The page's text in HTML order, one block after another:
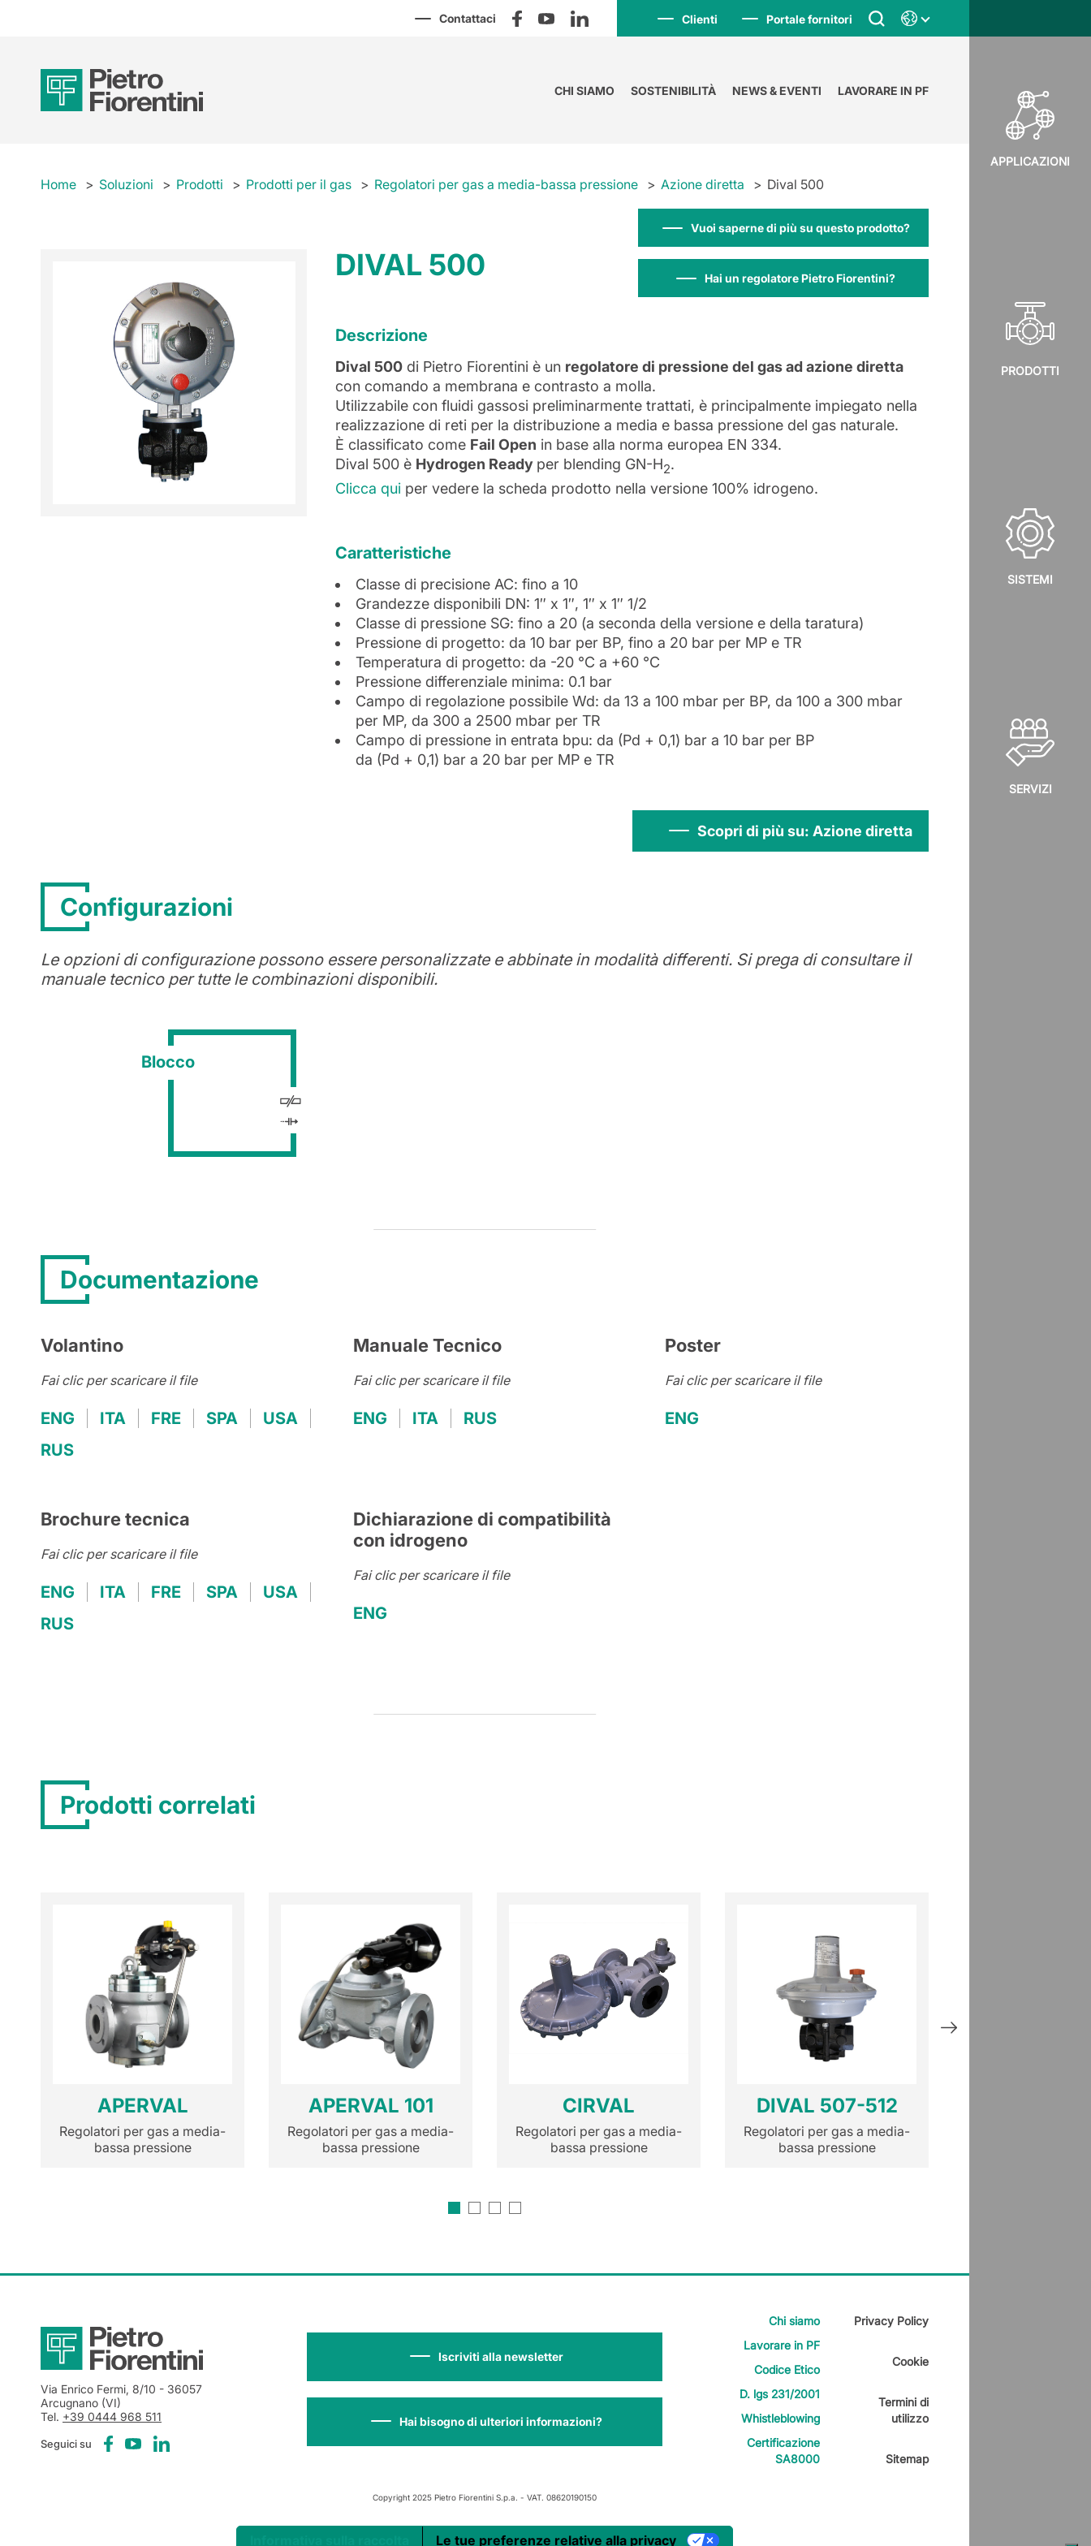
Contattaci Clienti Portale fornitori
CHI SIAMO SOSTENIBILITÀ NEWS & EVENTI LAVORARE IN PF
APPLICAZIONI
PRODOTTI
SISTEMI
SERVIZI
Home Soluzioni Prodotti Prodotti per il gas Regolatori per gas a media-bassa pressione Azione diretta Dival 500
Vuoi saperne di più su questo prodotto?
Hai un regolatore Pietro Fiorentini?
DIVAL 500
Descrizione
Dival 500 di Pietro Fiorentini è un regolatore di pressione del gas ad azione diretta
con comando a membrana e contrasto a molla.
Utilizzabile con fluidi gassosi preliminarmente trattati, è principalmente impiegato nella
realizzazione di reti per la distribuzione a media e bassa pressione del gas naturale.
È classificato come Fail Open in base alla norma europea EN 334.
Dival 500 è Hydrogen Ready per blending GN-H2.
Clicca qui per vedere la scheda prodotto nella versione 100% idrogeno.
Caratteristiche
Classe di precisione AC: fino a 10
Grandezze disponibili DN: 1″ x 1″, 1″ x 1″ 1/2
Classe di pressione SG: fino a 20 (a seconda della versione e della taratura)
Pressione di progetto: da 10 bar per BP, fino a 20 bar per MP e TR
Temperatura di progetto: da -20 °C a +60 °C
Pressione differenziale minima: 0.1 bar
Campo di regolazione possibile Wd: da 13 a 100 mbar per BP, da 100 a 300 mbar
per MP, da 300 a 2500 mbar per TR
Campo di pressione in entrata bpu: da (Pd + 0,1) bar a 10 bar per BP
da (Pd + 0,1) bar a 20 bar per MP e TR
Scopri di più su: Azione diretta
Configurazioni
Le opzioni di configurazione possono essere personalizzate e abbinate in modalità differenti. Si prega di consultare il
manuale tecnico per tutte le combinazioni disponibili.
Blocco
Documentazione
Volantino
Fai clic per scaricare il file
ENG ITA FRE SPA
USA
RUS
Manuale Tecnico
Fai clic per scaricare il file
ENG ITA RUS
Poster
Fai clic per scaricare il file
ENG
Brochure tecnica
Fai clic per scaricare il file
ENG ITA FRE SPA
USA
RUS
Dichiarazione di compatibilità
con idrogeno
Fai clic per scaricare il file
ENG
Prodotti correlati
APERVAL
Regolatori per gas a media-
bassa pressione
APERVAL 101
Regolatori per gas a media-
bassa pressione
CIRVAL
Regolatori per gas a media-
bassa pressione
DIVAL 507-512
Regolatori per gas a media-
bassa pressione
Via Enrico Fermi, 8/10 - 36057
Arcugnano (VI)
Tel. +39 0444 968 511
Seguici su
Iscriviti alla newsletter
Hai bisogno di ulteriori informazioni?
Chi siamo
Lavorare in PF
Codice Etico
D. lgs 231/2001
Whistleblowing
Certificazione
SA8000
Privacy Policy
Cookie
Termini di
utilizzo
Sitemap
Copyright 2025 Pietro Fiorentini S.p.a. - VAT. 08620190150
Le tue preferenze relative alla privacy